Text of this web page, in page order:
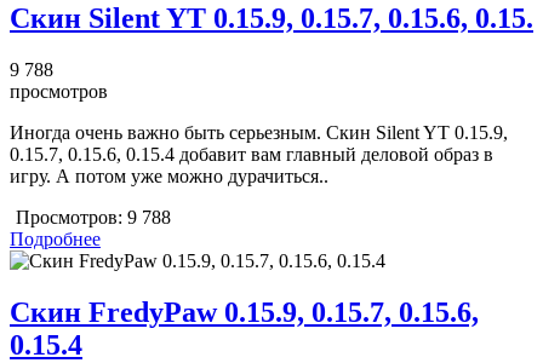
Скин Silent YT 0.15.9, 0.15.7, 0.15.6, 0.15.
9 788
просмотров
Иногда очень важно быть серьезным. Скин Silent YT 0.15.9,
0.15.7, 0.15.6, 0.15.4 добавит вам главный деловой образ в
игру. А потом уже можно дурачиться..
Просмотров: 9 788
Подробнее
Скин FredyPaw 0.15.9, 0.15.7, 0.15.6,
0.15.4